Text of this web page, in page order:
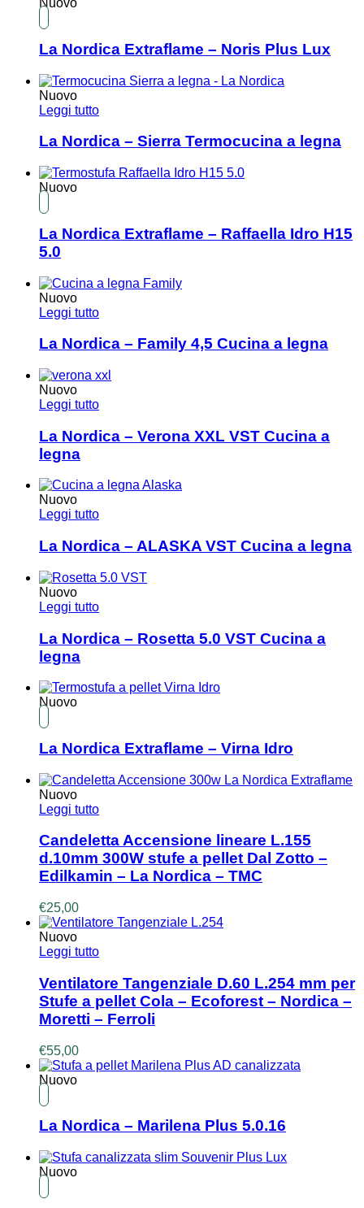
Nuovo
La Nordica Extraflame – Noris Plus Lux
Nuovo
Leggi tutto
La Nordica – Sierra Termocucina a legna
Nuovo
La Nordica Extraflame – Raffaella Idro H15
5.0
Nuovo
Leggi tutto
La Nordica – Family 4,5 Cucina a legna
Nuovo
Leggi tutto
La Nordica – Verona XXL VST Cucina a
legna
Nuovo
Leggi tutto
La Nordica – ALASKA VST Cucina a legna
Nuovo
Leggi tutto
La Nordica – Rosetta 5.0 VST Cucina a
legna
Nuovo
La Nordica Extraflame – Virna Idro
Nuovo
Leggi tutto
Candeletta Accensione lineare L.155
d.10mm 300W stufe a pellet Dal Zotto –
Edilkamin – La Nordica – TMC
€25,00
Nuovo
Leggi tutto
Ventilatore Tangenziale D.60 L.254 mm per
Stufe a pellet Cola – Ecoforest – Nordica –
Moretti – Ferroli
€55,00
Nuovo
La Nordica – Marilena Plus 5.0.16
Nuovo